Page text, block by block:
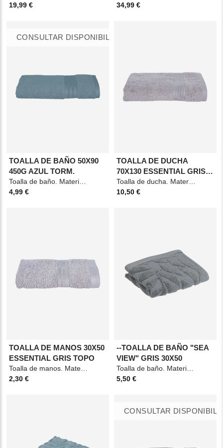
19,99 €
34,99 €
CONSULTAR DISPONIBILIDAD
TOALLA DE BAÑO 50X90
450G AZUL TORM.
4,99 €
TOALLA DE DUCHA
70X130 ESSENTIAL GRIS
TOPO
10,50 €
TOALLA DE MANOS 30X50
ESSENTIAL GRIS TOPO
2,30 €
--TOALLA DE BAÑO "SEA
VIEW" GRIS 30X50
5,50 €
CONSULTAR